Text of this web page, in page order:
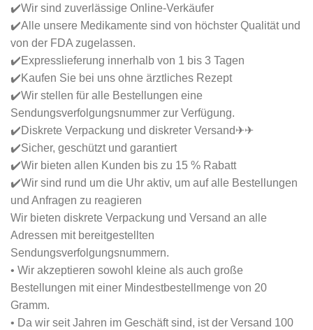
✔️Wir sind zuverlässige Online-Verkäufer
✔️Alle unsere Medikamente sind von höchster Qualität und
von der FDA zugelassen.
✔️Expresslieferung innerhalb von 1 bis 3 Tagen
✔️Kaufen Sie bei uns ohne ärztliches Rezept
✔️Wir stellen für alle Bestellungen eine
Sendungsverfolgungsnummer zur Verfügung.
✔️Diskrete Verpackung und diskreter Versand✈✈
✔️Sicher, geschützt und garantiert
✔️Wir bieten allen Kunden bis zu 15 % Rabatt
✔️Wir sind rund um die Uhr aktiv, um auf alle Bestellungen
und Anfragen zu reagieren
Wir bieten diskrete Verpackung und Versand an alle
Adressen mit bereitgestellten
Sendungsverfolgungsnummern.
• Wir akzeptieren sowohl kleine als auch große
Bestellungen mit einer Mindestbestellmenge von 20
Gramm.
• Da wir seit Jahren im Geschäft sind, ist der Versand 100